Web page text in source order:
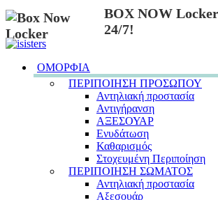
BOX NOW
24/7!
ΟΜΟΡΦΙΑ
ΠΕΡΙΠΟΙΗΣΗ ΠΡΟΣΩΠΟΥ
Αντηλιακή προστασία
Αντιγήρανση
ΑΞΕΣΟΥΑΡ
Ενυδάτωση
Καθαρισμός
Στοχευμένη Περιποίηση
ΠΕΡΙΠΟΙΗΣΗ ΣΩΜΑΤΟΣ
Αντηλιακή προστασία
Αξεσουάρ